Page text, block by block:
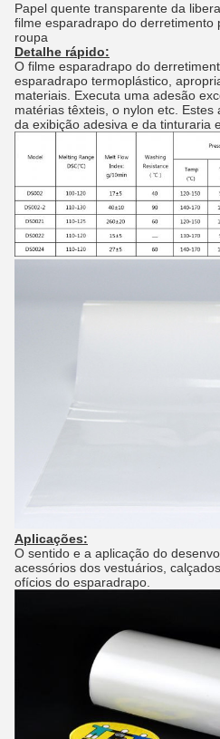
Papel quente transparente da
filme esparadrapo do derretimento
roupa
Detalhe rápido:
O filme esparadrapo do
esparadrapo termoplástico,
materiais. Executa uma adesão
matérias têxteis, o nylon etc.
da exibição adesiva e da tinturaria
Aplicações:
O sentido e a aplicação do
acessórios dos vestuários,
ofícios do esparadrapo.